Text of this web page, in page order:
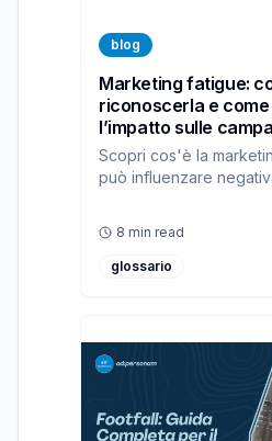
blog
Marketing fatigue:
riconoscerla e
l’impatto sulle
Scopri cos'è la
può influenzare
8 min read
glossario